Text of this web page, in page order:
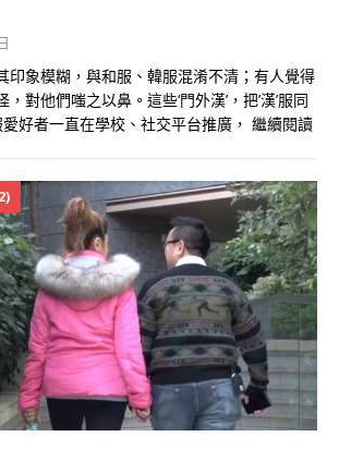
印象模糊，與和服、韓服混淆不清；有人覺得
對他們嗤之以鼻。這些‘門外漢’，把’漢’服同
愛好者一直在學校、社交平台推廣， 繼續閱讀